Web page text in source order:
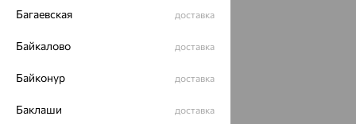
Багаевская доставка
Байкалово доставка
Байконур доставка
Баклаши доставка